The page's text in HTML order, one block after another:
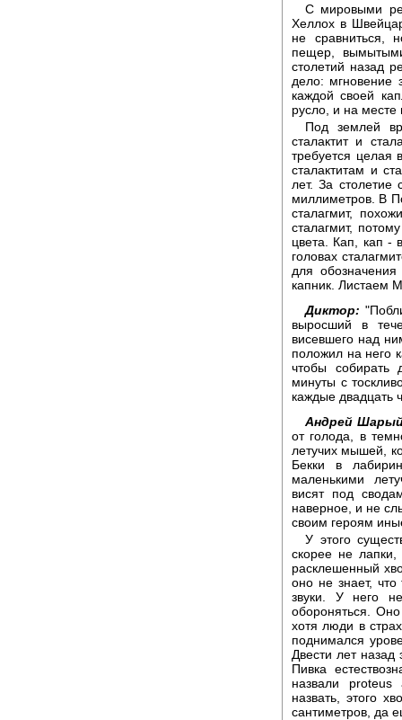
С мировыми
Хеллох в
не сравниться,
пещер,
столетий назад
дело: мгновение
каждой своей
русло, и на месте
Под землей
сталактит и
требуется целая
сталактитам и
лет. За столетие
миллиметров. В
сталагмит,
сталагмит,
цвета. Кап, кап -
головах
для
капник. Листаем
Диктор:
выросший в
висевшего над
положил на него
чтобы собирать
минуты с
каждые двадцать
Андрей
от голода, в
летучих мышей,
Бекки в
маленькими
висят под
наверное, и не
своим героям
У этого
скорее не
расклешенный
оно не знает,
звуки. У него
обороняться.
хотя люди в
поднимался
Двести лет
Пивка
назвали
назвать, этого
сантиметров, да